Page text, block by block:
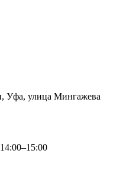
Уфа, улица Мингажева